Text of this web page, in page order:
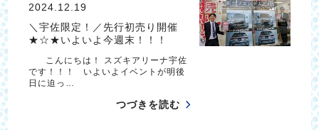
2024.12.19
＼宇佐限定！／先行初売り開催
★☆★いよいよ今週末！！！
こんにちは！ スズキアリーナ宇佐
です！！！ いよいよイベントが明後
日に迫っ…
つづきを読む